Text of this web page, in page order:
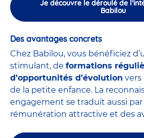
Je découvre le déroulé de
Babilou
Des avantages concrets
Chez Babilou, vous bénéficiez
stimulant, de formations
d’opportunités d’évolution vers
de la petite enfance. La
engagement se traduit aussi
rémunération attractive et des